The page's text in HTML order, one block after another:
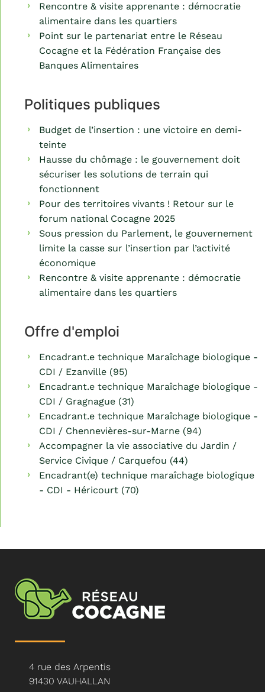
Rencontre & visite apprenante : démocratie
alimentaire dans les quartiers
Point sur le partenariat entre le Réseau
Cocagne et la Fédération Française des
Banques Alimentaires
Politiques publiques
Budget de l’insertion : une victoire en demi-
teinte
Hausse du chômage : le gouvernement doit
sécuriser les solutions de terrain qui
fonctionnent
Pour des territoires vivants ! Retour sur le
forum national Cocagne 2025
Sous pression du Parlement, le gouvernement
limite la casse sur l’insertion par l’activité
économique
Rencontre & visite apprenante : démocratie
alimentaire dans les quartiers
Offre d'emploi
Encadrant.e technique Maraîchage biologique -
CDI / Ezanville (95)
Encadrant.e technique Maraîchage biologique -
CDI / Gragnague (31)
Encadrant.e technique Maraîchage biologique -
CDI / Chennevières-sur-Marne (94)
Accompagner la vie associative du Jardin /
Service Civique / Carquefou (44)
Encadrant(e) technique maraîchage biologique
- CDI - Héricourt (70)
4 rue des Arpentis
91430 VAUHALLAN